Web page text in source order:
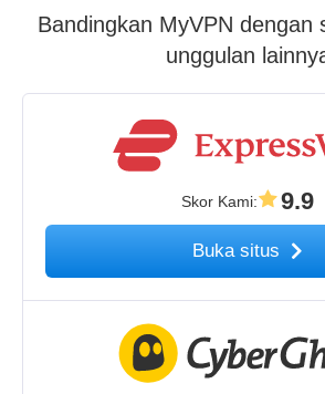
Bandingkan MyVPN dengan
unggulan
Skor Kami: 9.9
Buka situs